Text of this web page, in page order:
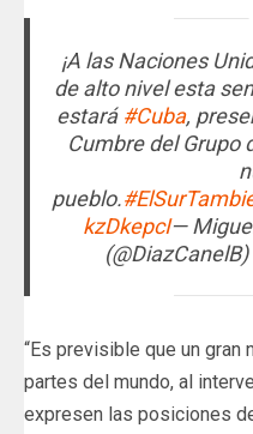
¡A las Naciones
de alto nivel esta
estará #Cuba,
Cumbre del Grupo
pueblo.
kzDkepcI—
(@DiazCanelB)
“Es previsible que un
partes del mundo, al
expresen las posiciones